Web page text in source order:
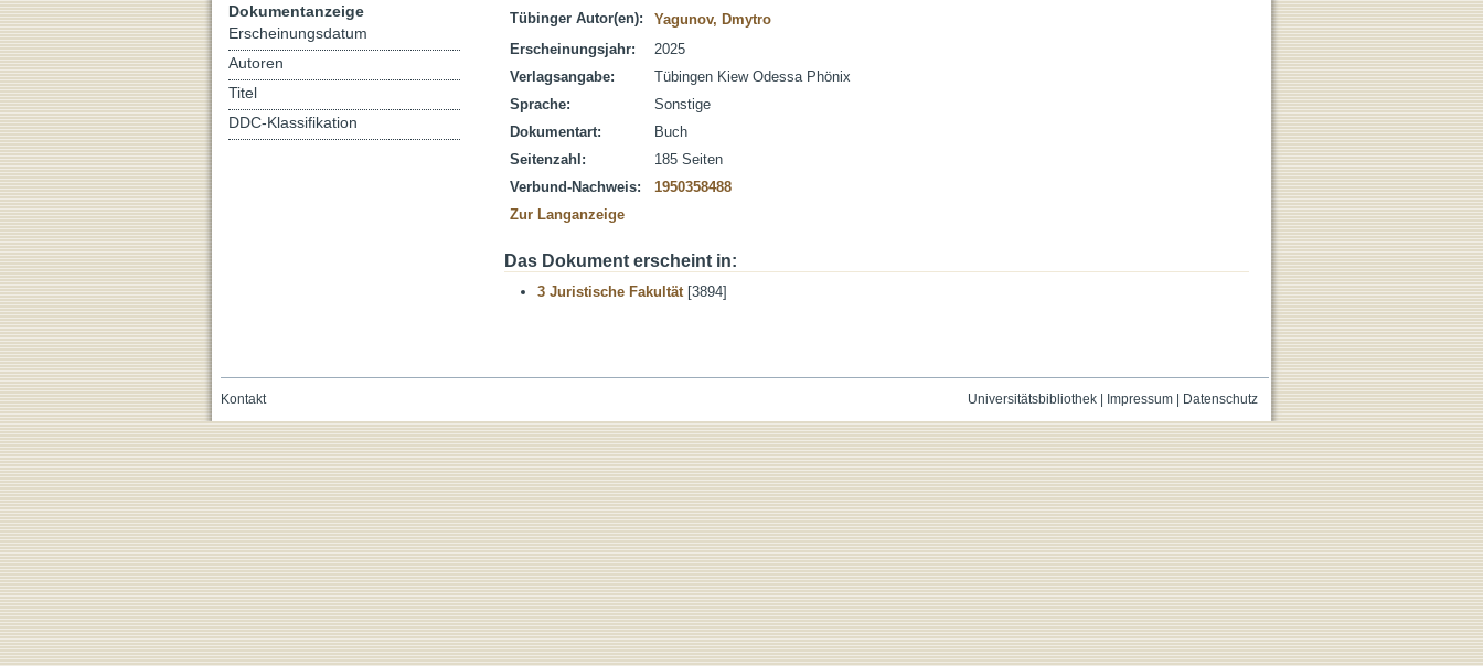
Tübinger Autor(en):
Yagunov, Dmytro
Erscheinungsjahr:
2025
Verlagsangabe:
Tübingen Kiew Odessa Phönix
Sprache:
Sonstige
Dokumentart:
Buch
Seitenzahl:
185 Seiten
Verbund-Nachweis:
1950358488
Zur Langanzeige
Das Dokument erscheint in:
3 Juristische Fakultät[3894]
Dokumentanzeige
Erscheinungsdatum
Autoren
Titel
DDC-Klassifikation
Universitätsbibliothek| Impressum| Datenschutz
Kontakt